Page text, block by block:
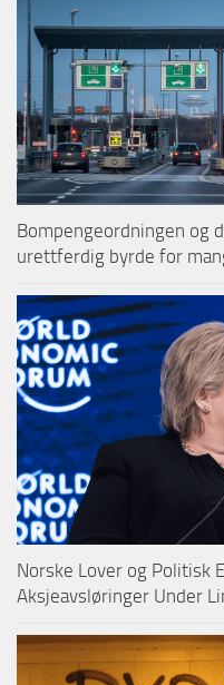
Bompengeordningen og
urettferdig byrde for
Norske Lover og Politisk
Aksjeavsløringer Under